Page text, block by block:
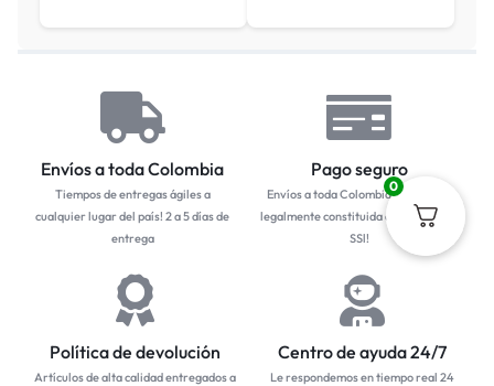
Envíos a toda Colombia
Tiempos de entregas ágiles a
cualquier lugar del país! 2 a 5 días de
entrega
Pago seguro
Envíos a toda Colombia... Empresa
legalmente constituida con protocolo
SSl!
Política de devolución
Artículos de alta calidad entregados a
Centro de ayuda 24/7
Le respondemos en tiempo real 24
0